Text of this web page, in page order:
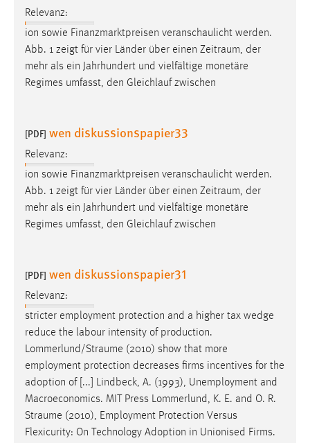
Relevanz:
ion sowie Finanzmarktpreisen veranschaulicht werden.
Abb. 1 zeigt für vier Länder über einen Zeitraum, der
mehr als ein Jahrhundert und vielfältige monetäre
Regimes umfasst, den Gleichlauf zwischen
[PDF] wen diskussionspapier33
Relevanz:
ion sowie Finanzmarktpreisen veranschaulicht werden.
Abb. 1 zeigt für vier Länder über einen Zeitraum, der
mehr als ein Jahrhundert und vielfältige monetäre
Regimes umfasst, den Gleichlauf zwischen
[PDF] wen diskussionspapier31
Relevanz:
stricter employment protection and a higher tax wedge
reduce the labour intensity of production.
Lommerlund/Straume (2010) show that more
employment protection decreases firms incentives for the
adoption of [...] Lindbeck, A. (1993), Unemployment and
Macroeconomics. MIT Press Lommerlund, K. E. and O. R.
Straume (2010), Employment Protection Versus
Flexicurity: On Technology Adoption in Unionised Firms.